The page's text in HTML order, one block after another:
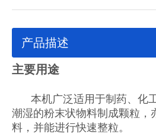
产品描述
主要用途
本机广泛适用于制药、化
潮湿的粉末状物料制成颗粒，
料，并能进行快速整粒。